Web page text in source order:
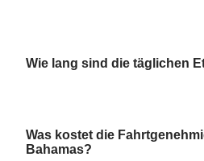
Wie lang sind die täglichen
Was kostet die
Bahamas?